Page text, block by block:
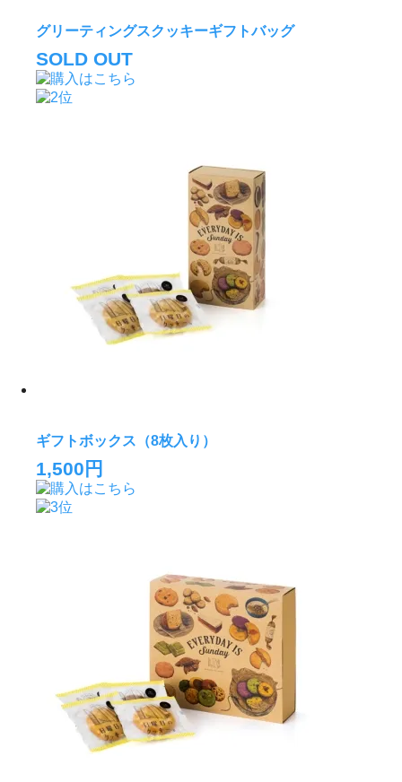
グリーティングスクッキーギフトバッグ
SOLD OUT
ギフトボックス（8枚入り）
1,500円